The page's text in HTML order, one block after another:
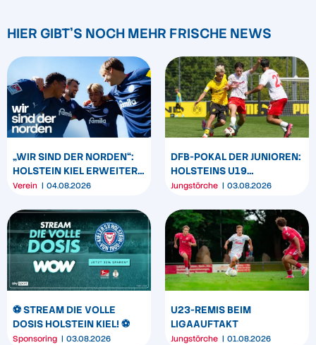
HIER GIBT'S NOCH MEHR FRISCHE NEWS
„WIR SIND DER NORDEN“:
HOLSTEIN KIEL ERWEITERT
SEIN MARKENBILD
Verein 04.08.2026
DFB-POKAL DER JUNIOREN:
HOLSTEINS U19
TRIUMPHIERT IN
Jungstörche 03.08.2026
⚽️ STREAM DIE VOLLE
DOSIS HOLSTEIN KIEL! ⚽️
Sponsoring 03.08.2026
U23-REMIS BEIM
LIGAAUFTAKT
Jungstörche 01.08.2026